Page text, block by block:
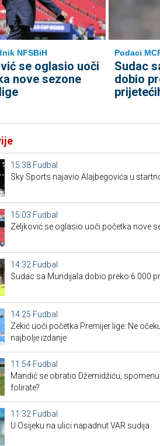
NFSBiH
se oglasio uoči
nove sezone
Podaci
Sudac
dobio
15:38 Fudbal
Sky Sports najavio Alajbegovića u
15:03 Fudbal
Zeljković se oglasio uoči početka nove
14:32 Fudbal
Sudac sa Mundijala dobio preko 6.000
14:25 Fudbal
Zekić uoči početka Premijer lige: Ne
najbolje izdanje
11:54 Fudbal
Mandić se obratio Džemidžiću,
folirate?
11:32 Fudbal
U Osijeku na ulici napadnut VAR sudija